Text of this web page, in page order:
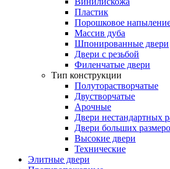
Пластик
Порошковое
Массив дуба
Шпонированные двери
Двери с резьбой
Филенчатые двери
Тип конструкции
Полуторастворчатые
Двустворчатые
Арочные
Двери нестандартных
Двери больших
Высокие двери
Технические
Элитные двери